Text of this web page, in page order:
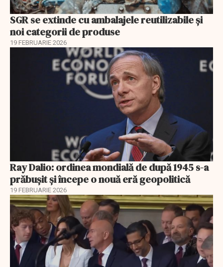
SGR se extinde cu ambalajele reutilizabile și
noi categorii de produse
19 FEBRUARIE 2026
Ray Dalio: ordinea mondială de după 1945 s-a
prăbușit și începe o nouă eră geopolitică
19 FEBRUARIE 2026